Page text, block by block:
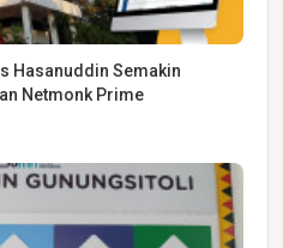
Hasanuddin Semakin
Netmonk Prime